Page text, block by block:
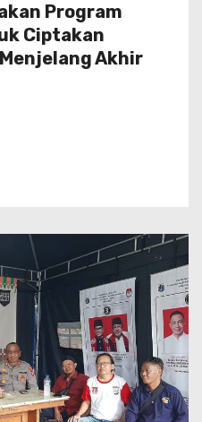
Program
Ciptakan
Akhir